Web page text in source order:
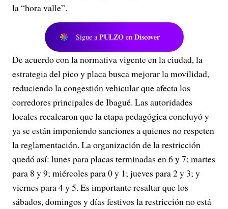
la “hora valle”.
Sigue a PULZO en Discover
De acuerdo con la normativa vigente en la ciudad, la
estrategia del pico y placa busca mejorar la movilidad,
reduciendo la congestión vehicular que afecta los
corredores principales de Ibagué. Las autoridades
locales recalcaron que la etapa pedagógica concluyó y
ya se están imponiendo sanciones a quienes no respeten
la reglamentación. La organización de la restricción
quedó así: lunes para placas terminadas en 6 y 7; martes
para 8 y 9; miércoles para 0 y 1; jueves para 2 y 3; y
viernes para 4 y 5. Es importante resaltar que los
sábados, domingos y días festivos la restricción no está